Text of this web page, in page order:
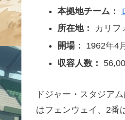
本拠地チーム：
所在地：
カリフ
開場：
1962年4
収容人数：
ドジャー・スタジア
はフェンウェイ、2番